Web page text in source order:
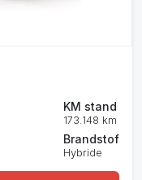
KM stand
173.148 km
Brandstof
Hybride